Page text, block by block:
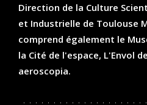
Direction de la Culture
et Industrielle de Toulouse
comprend également le
la Cité de l'espace, L'Envol
aeroscopia.